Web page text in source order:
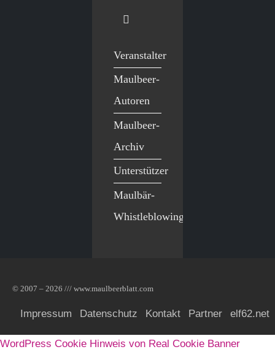
Veranstalter
Maulbeer-
Autoren
Maulbeer-
Archiv
Unterstützer
Maulbär-
Whistleblowing
© 2007 – 2026 /// www.maulbeerblatt.com
Impressum Datenschutz Kontakt Partner elf62.net
WordPress Cookie Hinweis von Real Cookie Banner